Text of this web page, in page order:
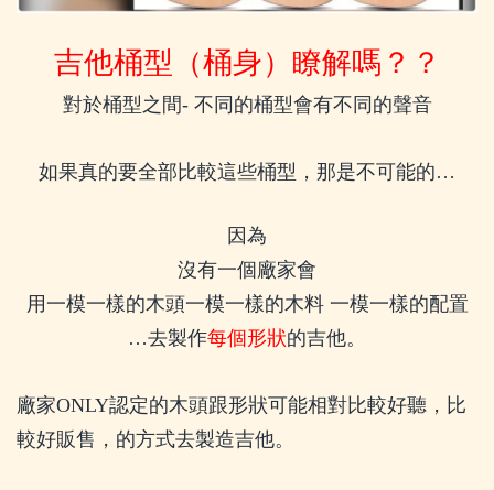
吉他桶型（桶身）瞭解嗎？？
對於桶型之間- 不同的桶型會有不同的聲音
如果真的要全部比較這些桶型，那是不可能的…
因為
沒有一個廠家會
用一模一樣的木頭一模一樣的木料 一模一樣的配置
…去製作每個形狀的吉他。
廠家ONLY認定的木頭跟形狀可能相對比較好聽，比
較好販售，的方式去製造吉他。